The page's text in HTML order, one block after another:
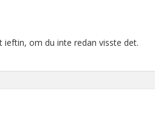
ieftin, om du inte redan visste det.